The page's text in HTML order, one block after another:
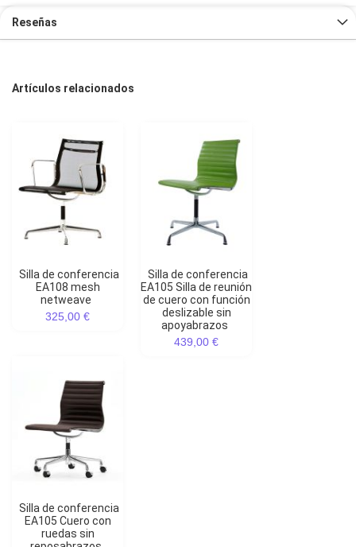
Reseñas
Artículos relacionados
Silla de conferencia
EA108 mesh
netweave
325,00 €
Silla de conferencia
EA105 Silla de reunión
de cuero con función
deslizable sin
apoyabrazos
439,00 €
Silla de conferencia
EA105 Cuero con
ruedas sin